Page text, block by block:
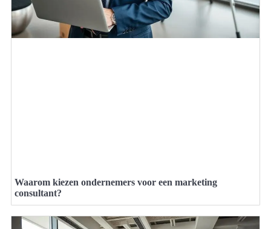
Waarom kiezen ondernemers voor een marketing
consultant?